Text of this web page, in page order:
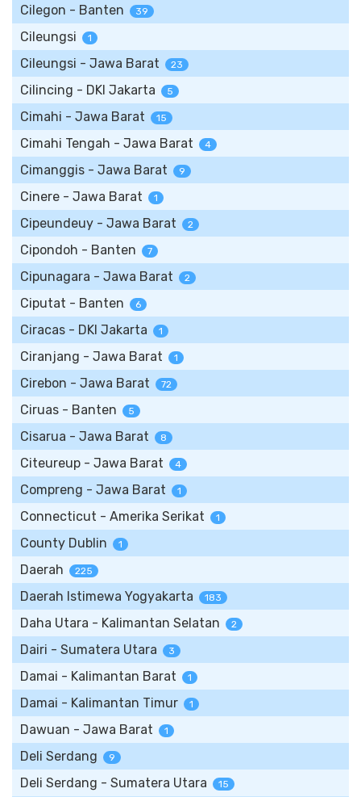
Cilegon - Banten 39
Cileungsi 1
Cileungsi - Jawa Barat 23
Cilincing - DKI Jakarta 5
Cimahi - Jawa Barat 15
Cimahi Tengah - Jawa Barat 4
Cimanggis - Jawa Barat 9
Cinere - Jawa Barat 1
Cipeundeuy - Jawa Barat 2
Cipondoh - Banten 7
Cipunagara - Jawa Barat 2
Ciputat - Banten 6
Ciracas - DKI Jakarta 1
Ciranjang - Jawa Barat 1
Cirebon - Jawa Barat 72
Ciruas - Banten 5
Cisarua - Jawa Barat 8
Citeureup - Jawa Barat 4
Compreng - Jawa Barat 1
Connecticut - Amerika Serikat 1
County Dublin 1
Daerah 225
Daerah Istimewa Yogyakarta 183
Daha Utara - Kalimantan Selatan 2
Dairi - Sumatera Utara 3
Damai - Kalimantan Barat 1
Damai - Kalimantan Timur 1
Dawuan - Jawa Barat 1
Deli Serdang 9
Deli Serdang - Sumatera Utara 15